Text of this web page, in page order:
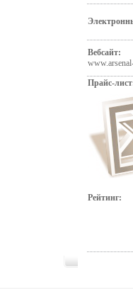
Вебсайт:
Прайс-
Рейтинг: